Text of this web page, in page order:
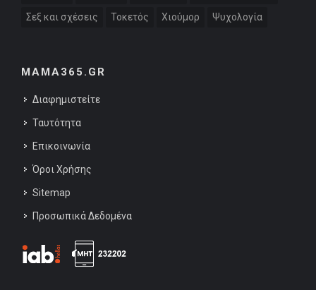
Σεξ και σχέσεις Τοκετός Χιούμορ Ψυχολογία
MAMA365.GR
Διαφημιστείτε
Ταυτότητα
Επικοινωνία
Όροι Χρήσης
Sitemap
Προσωπικά Δεδομένα